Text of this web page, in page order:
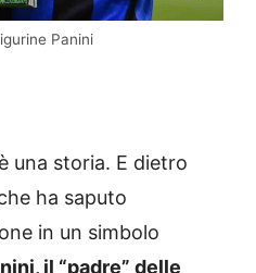
Panini
una storia. E dietro
ha saputo
in un simbolo
il “padre” delle